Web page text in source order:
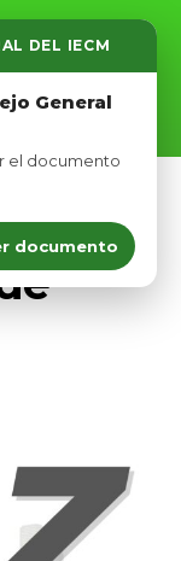
DEL IECM
General
el documento
documento